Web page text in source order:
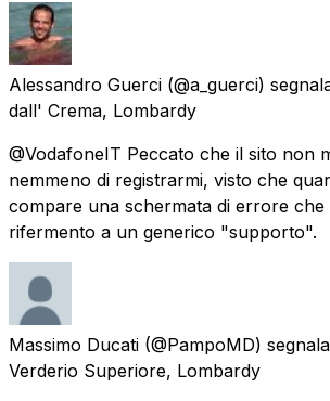
Alessandro Guerci (@a_guerci)
dall' Crema, Lombardy
@VodafoneIT Peccato che il sito non
nemmeno di registrarmi, visto che
compare una schermata di errore che
rifermento a un generico "supporto".
Massimo Ducati (@PampoMD)
Verderio Superiore, Lombardy